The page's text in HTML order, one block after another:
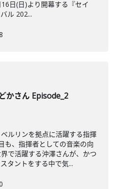
日(日)より開幕する『セイ
ル 202...
かさん Episode_2
ルリンを拠点に活躍する指揮
も、指揮者としての音楽の向
で活躍する沖澤さんが、かつ
タントをする中で気...